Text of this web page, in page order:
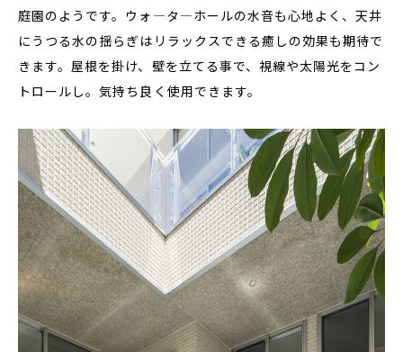
庭園のようです。ウォ―タ―ホールの水音も心地よく、天井
にうつる水の揺らぎはリラックスできる癒しの効果も期待で
きます。屋根を掛け、壁を立てる事で、視線や太陽光をコン
トロールし。気持ち良く使用できます。